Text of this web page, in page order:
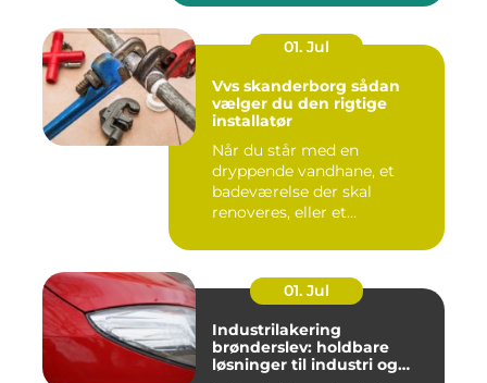
01. Jul
Vvs skanderborg sådan
vælger du den rigtige
installatør
Når du står med en
dryppende vandhane, et
badeværelse der skal
renoveres, eller et
01. Jul
Industrilakering
brønderslev: holdbare
løsninger til industri og